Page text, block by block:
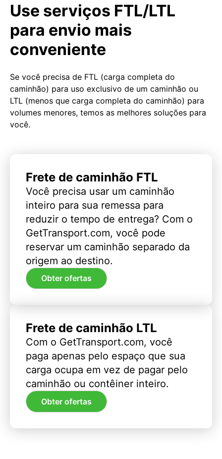
Use serviços FTL/LTL
para envio mais
conveniente
Se você precisa de FTL (carga completa do
caminhão) para uso exclusivo de um caminhão ou
LTL (menos que carga completa do caminhão) para
volumes menores, temos as melhores soluções para
você.
Frete de caminhão FTL
Você precisa usar um caminhão
inteiro para sua remessa para
reduzir o tempo de entrega? Com o
GetTransport.com, você pode
reservar um caminhão separado da
origem ao destino.
Obter ofertas
Frete de caminhão LTL
Com o GetTransport.com, você
paga apenas pelo espaço que sua
carga ocupa em vez de pagar pelo
caminhão ou contêiner inteiro.
Obter ofertas